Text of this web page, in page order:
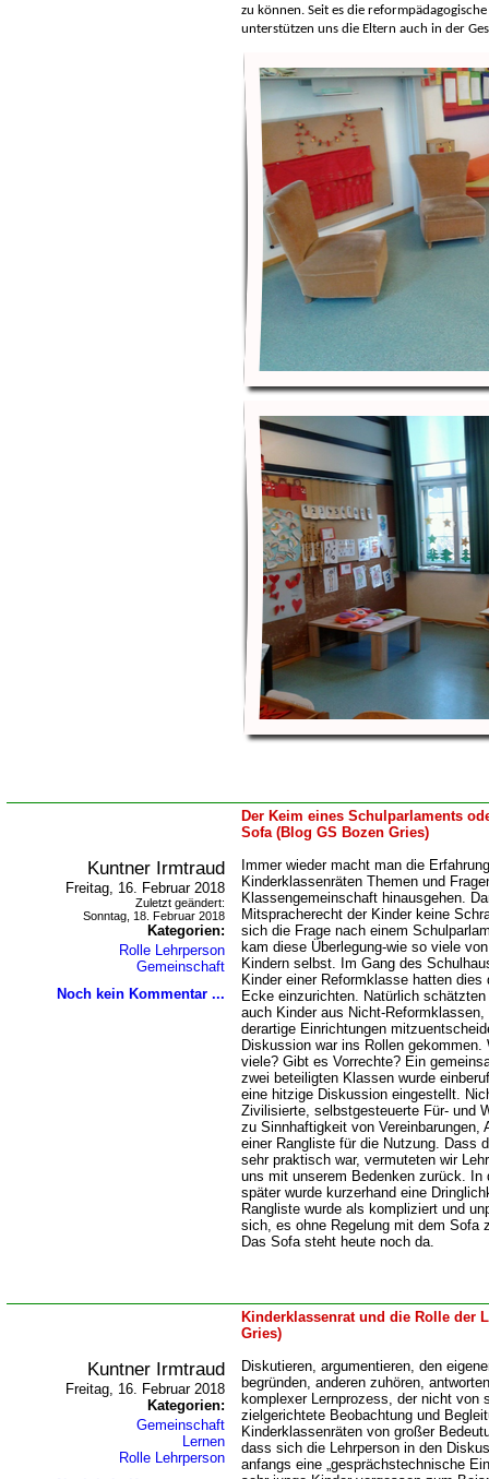
zu können. Seit es die
unterstützen uns die Eltern auch in der
Der Keim eines Schulparlaments
Sofa (Blog GS Bozen Gries)
Kuntner Irmtraud
Freitag, 16. Februar 2018
Zuletzt geändert:
Sonntag, 18. Februar 2018
Kategorien:
Rolle Lehrperson
Gemeinschaft
Noch kein Kommentar ...
Immer wieder macht man die
Kinderklassenräten Themen und
Klassengemeinschaft hinausgehen.
Mitspracherecht der Kinder keine
sich die Frage nach einem
kam diese Überlegung-wie so viele
Kindern selbst. Im Gang des
Kinder einer Reformklasse hatten
Ecke einzurichten. Natürlich
auch Kinder aus Nicht-
derartige Einrichtungen
Diskussion war ins Rollen
viele? Gibt es Vorrechte? Ein
zwei beteiligten Klassen wurde
eine hitzige Diskussion eingestellt.
Zivilisierte, selbstgesteuerte Für- und
zu Sinnhaftigkeit von Vereinbarungen,
einer Rangliste für die Nutzung. Dass
sehr praktisch war, vermuteten wir
uns mit unserem Bedenken zurück. In
später wurde kurzerhand eine
Rangliste wurde als kompliziert und
sich, es ohne Regelung mit dem Sofa
Das Sofa steht heute noch da.
Kinderklassenrat und die Rolle der
Gries)
Kuntner Irmtraud
Freitag, 16. Februar 2018
Kategorien:
Gemeinschaft
Lernen
Rolle Lehrperson
Diskutieren, argumentieren, den
begründen, anderen zuhören,
komplexer Lernprozess, der nicht von
zielgerichtete Beobachtung und
Kinderklassenräten von großer
dass sich die Lehrperson in den
anfangs eine „gesprächstechnische